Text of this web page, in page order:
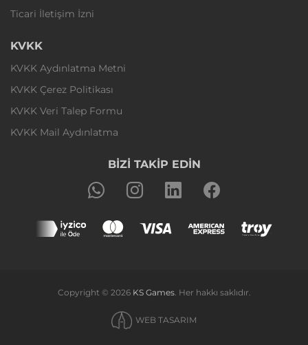
Ticari İletişim İzni
KVKK
KVKK Aydınlatma Metni
KVKK Çerez Politikası
KVKK Veri Talep Formu
KVKK Mail Aydınlatma
BİZİ TAKİP EDİN
Copyright © 2026 KS Games. Her hakkı saklıdır.
WEB TASARIM